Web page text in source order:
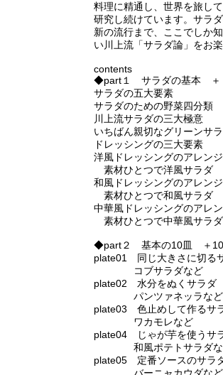
料理に精通し、世界を旅し
研究し続けています。サラ
新の流行まで、ここでしか
い川上流「サラダ論」をお楽
contents
◆part１ サラダの基本 ＋
サラダの五大要素
サラダのための野菜四分類
川上流サラダの三大極意
いちばん親切なグリーンサ
ドレッシングの三大要素
洋風ドレッシングのアレンジ
素材ひとつで洋風サラダ
和風ドレッシングのアレンジ
素材ひとつで和風サラダ
中華風ドレッシングのアレ
素材ひとつで中華風サラダ
◆part２ 基本の10皿 ＋10
plate01 同じ大きさに切る
コブサラダなど
plate02 水分をぬくサラダ
パンツァネッラなど
plate03 色止めして作るサ
ワカモレなど
plate04 じゃが芋を使うサ
和風ポテトサラダな
plate05 定番ソースのサラ